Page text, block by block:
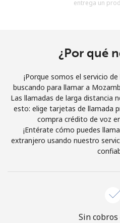
Al abrir una cuenta en este
Únete
Inicia sesión o
entrega un
¿Por qué
¡Porque somos el servicio
buscando para llamar a
Las llamadas de larga distancia
esto: elige tarjetas de llamada
compra crédito de voz
¡Entérate cómo puedes
extranjero usando nuestro
Sin